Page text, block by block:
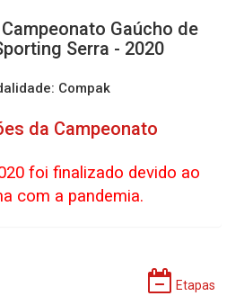
Gaúcho de
Serra - 2020
Compak
da Campeonato
foi finalizado devido ao
com a pandemia.
Etapas